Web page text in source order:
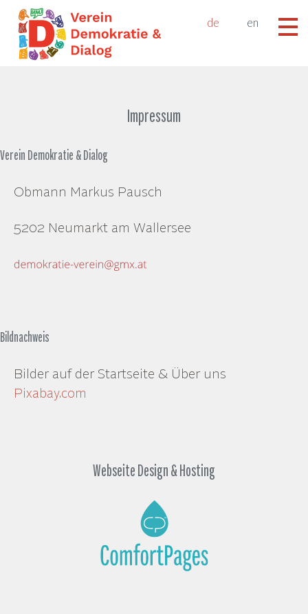
de en
Impressum
Verein Demokratie & Dialog
Obmann Markus Pausch
5202 Neumarkt am Wallersee
Bildnachweis
Bilder auf der Startseite & Über uns
Pixabay.com
Webseite Design & Hosting